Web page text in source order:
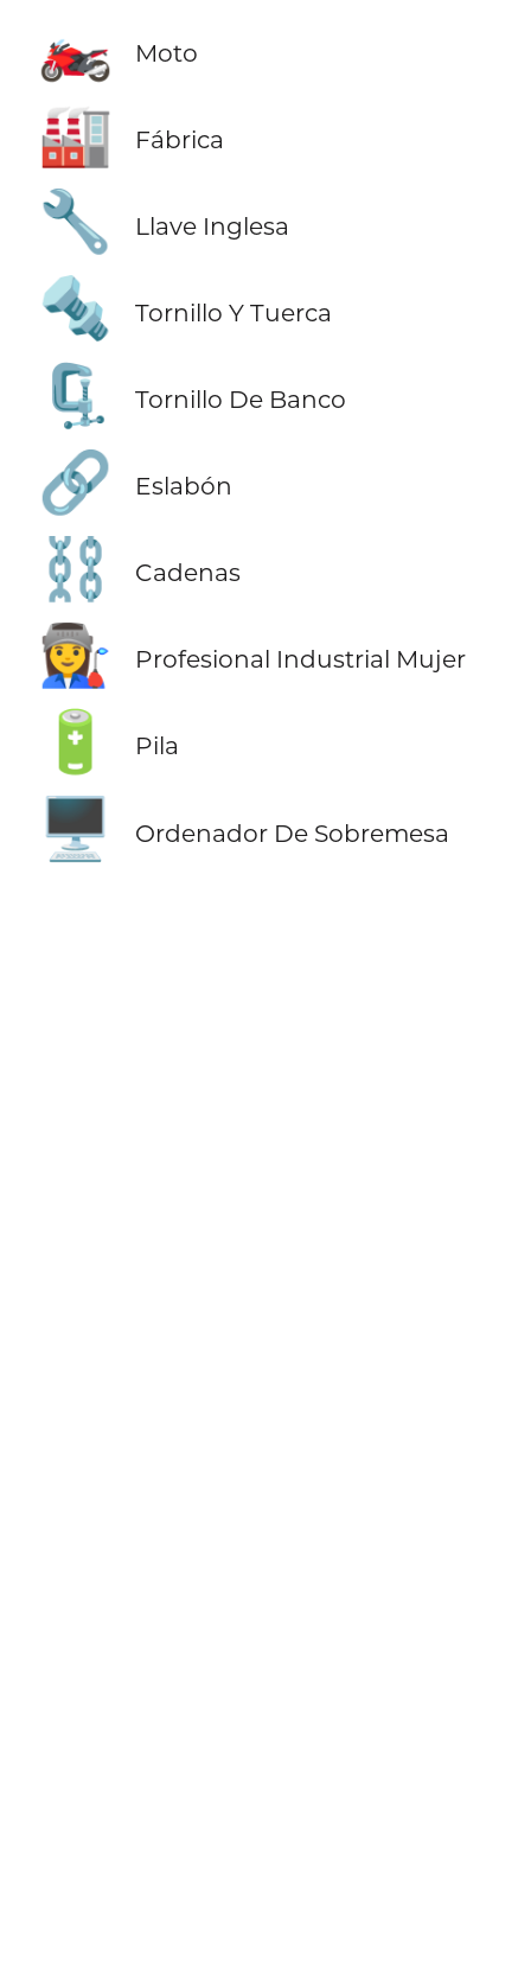
🏍️ Moto
🏭 Fábrica
🔧 Llave Inglesa
🔩 Tornillo Y Tuerca
🗜️ Tornillo De Banco
🔗 Eslabón
⛓️ Cadenas
👩‍🏭 Profesional Industrial Mujer
🔋 Pila
🖥️ Ordenador De Sobremesa